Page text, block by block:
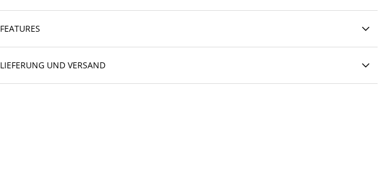
FEATURES
LIEFERUNG UND VERSAND